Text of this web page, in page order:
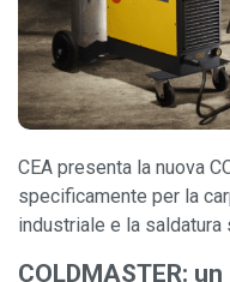
CEA presenta la nuova
specificamente per la
industriale e la
COLDMASTER: